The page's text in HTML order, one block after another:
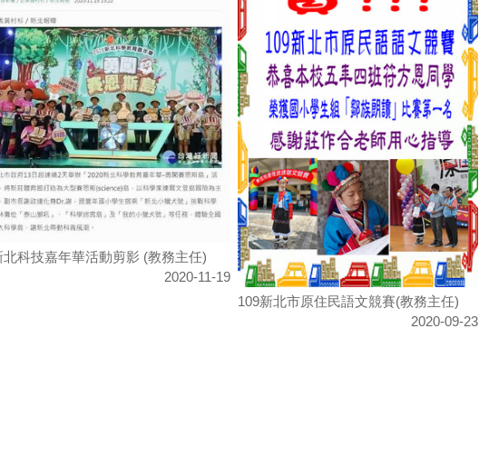
北科技嘉年華活動剪影 (教務主任)
2020-11-19
109新北市原住民語文競賽(教務主任)
2020-09-23